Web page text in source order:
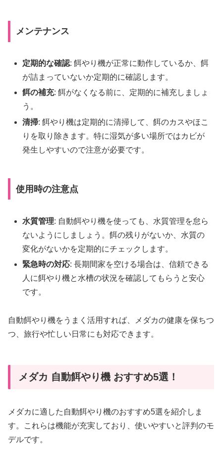
メンテナンス
定期的な確認: 餌やり機が正常に動作しているか、餌
が詰まっていないか定期的に確認します。
餌の補充: 餌がなくなる前に、定期的に補充しましょ
う。
清掃: 餌やり機は定期的に清掃して、餌のカスやほこ
りを取り除きます。特に湿気が多い場所ではカビが
発生しやすいので注意が必要です。
使用時の注意点
水質管理: 自動餌やり機を使っても、水質管理を怠ら
ないようにしましょう。餌の残りがないか、水質の
変化がないかを定期的にチェックします。
緊急時の対応: 長期間家を空ける場合は、信頼できる
人に餌やり機と水槽の状況を確認してもらうと安心
です。
自動餌やり機をうまく活用すれば、メダカの健康を保ちつ
つ、旅行や忙しい日常にも対応できます。
メダカ 自動餌やり機 おすすめ5選！
メダカに適した自動餌やり機のおすすめ5選を紹介しま
す。これらは機能が充実しており、使いやすいと評判のモ
デルです。